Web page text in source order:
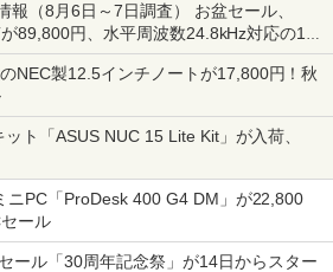
報（8月6日～7日調査） お盆セール、
89,800円、水平周波数24.8kHz対応の17
暑さ指数連動セール ほか
NEC製12.5インチノートが17,800円！秋
ト「ASUS NUC 15 Lite Kit」が入荷、
ニPC「ProDesk 400 G4 DM」が22,800
ール
ール「30周年記念祭」が14日からスター